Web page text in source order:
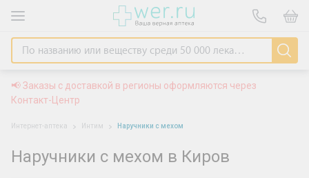
📢 Заказы с доставкой в регионы оформляются через
Контакт-Центр
Интернет-аптека Интим Наручники с мехом
Наручники с мехом в Киров